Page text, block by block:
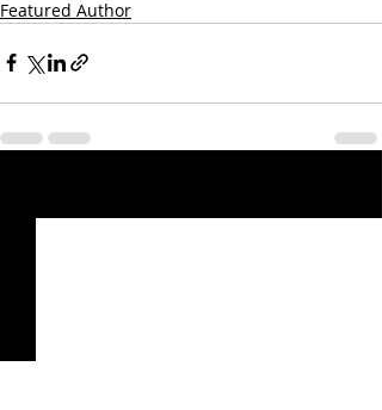
Featured Author